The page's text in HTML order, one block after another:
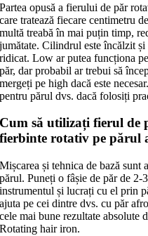
Partea opusă a fierului de păr
care tratează fiecare centimetru
multă treabă în mai puțin timp,
jumătate. Cilindrul este încălzit
ridicat. Low ar putea funcționa
păr, dar probabil ar trebui să
mergeți pe high dacă este
pentru părul dvs. dacă folosiți
Cum să utilizați fierul
fierbinte rotativ pe părul
Mișcarea și tehnica de bază sunt
părul. Puneți o fâșie de păr de
instrumentul și lucrați cu el prin
ajuta pe cei dintre dvs. cu păr
cele mai bune rezultate absolute
Rotating hair iron.